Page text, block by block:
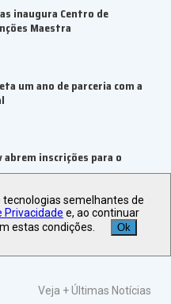
inaugura Centro de
Maestra
um ano de parceria com a
abrem inscrições para o
para viagens
Veja +Últimas Notícias
semelhantes de
Privacidade e, ao continuar
estas condições.
Ok